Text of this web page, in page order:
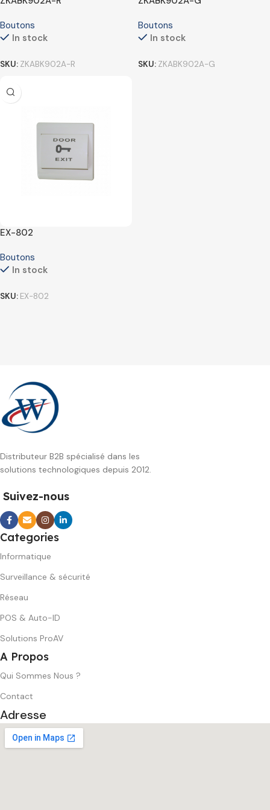
Boutons
In stock
SKU: ZKABK902A-R
Boutons
In stock
SKU: ZKABK902A-G
EX-802
Boutons
In stock
SKU: EX-802
Distributeur B2B spécialisé dans les
solutions technologiques depuis 2012.
Suivez-nous
Categories
Informatique
Surveillance & sécurité
Réseau
POS & Auto-ID
Solutions ProAV
A Propos
Qui Sommes Nous ?
Contact
Adresse